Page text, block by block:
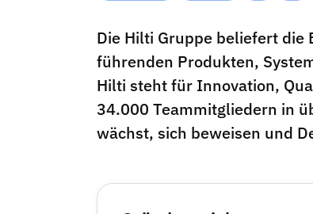
Die Hilti Gruppe beliefert
führenden Produkten,
Hilti steht für Innovation,
34.000 Teammitgliedern in
wächst, sich beweisen und